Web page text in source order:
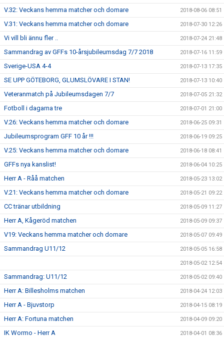
V.32: Veckans hemma matcher och domare 2018-08-06 08:51
V.31: Veckans hemma matcher och domare 2018-07-30 12:26
Vi vill bli ännu fler .. 2018-07-24 21:48
Sammandrag av GFFs 10-årsjubileumsdag 7/7 2018 2018-07-16 11:59
Sverige-USA 4-4 2018-07-13 17:35
SE UPP GÖTEBORG, GLUMSLÖVARE I STAN! 2018-07-13 10:40
Veteranmatch på Jubileumsdagen 7/7 2018-07-05 21:32
Fotboll i dagarna tre 2018-07-01 21:00
V.26: Veckans hemma matcher och domare 2018-06-25 09:31
Jubileumsprogram GFF 10 år !!! 2018-06-19 09:25
V.25: Veckans hemma matcher och domare 2018-06-18 08:41
GFFs nya kanslist! 2018-06-04 10:25
Herr A - Råå matchen 2018-05-23 13:02
V.21: Veckans hemma matcher och domare 2018-05-21 09:22
CC tränar utbildning 2018-05-09 11:27
Herr A, Kågeröd matchen 2018-05-09 09:37
V19: Veckans hemma matcher och domare 2018-05-07 09:49
Sammandrag U11/12 2018-05-05 16:58
2018-05-02 12:54
Sammandrag: U11/12 2018-05-02 09:40
Herr A: Billesholms matchen 2018-04-24 12:03
Herr A - Bjuvstorp 2018-04-15 08:19
Herr A: Fortuna matchen 2018-04-09 09:20
IK Wormo - Herr A 2018-04-01 08:36